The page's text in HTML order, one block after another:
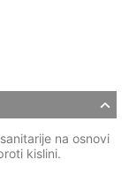
na osnovi
kislini.